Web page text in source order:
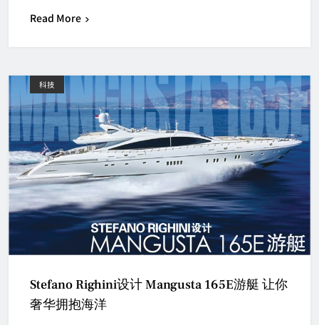
Read More
科技
Stefano Righini设计 Mangusta 165E游艇 让你
奢华拥抱海洋